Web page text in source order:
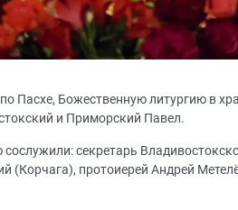
Пасхе, Божественную литургию в
и Приморский Павел.
секретарь
(Корчага), протоиерей Андрей